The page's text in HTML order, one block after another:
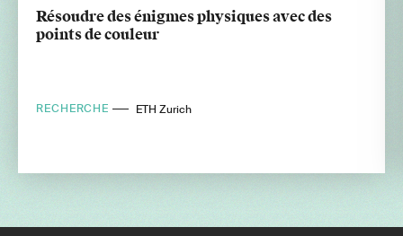
Résoudre des énigmes physiques avec des
points de couleur
RECHERCHE ETH Zurich